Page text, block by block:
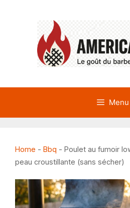
Menu
Home - Bbq - Poulet au fumoir
peau croustillante (sans sécher)